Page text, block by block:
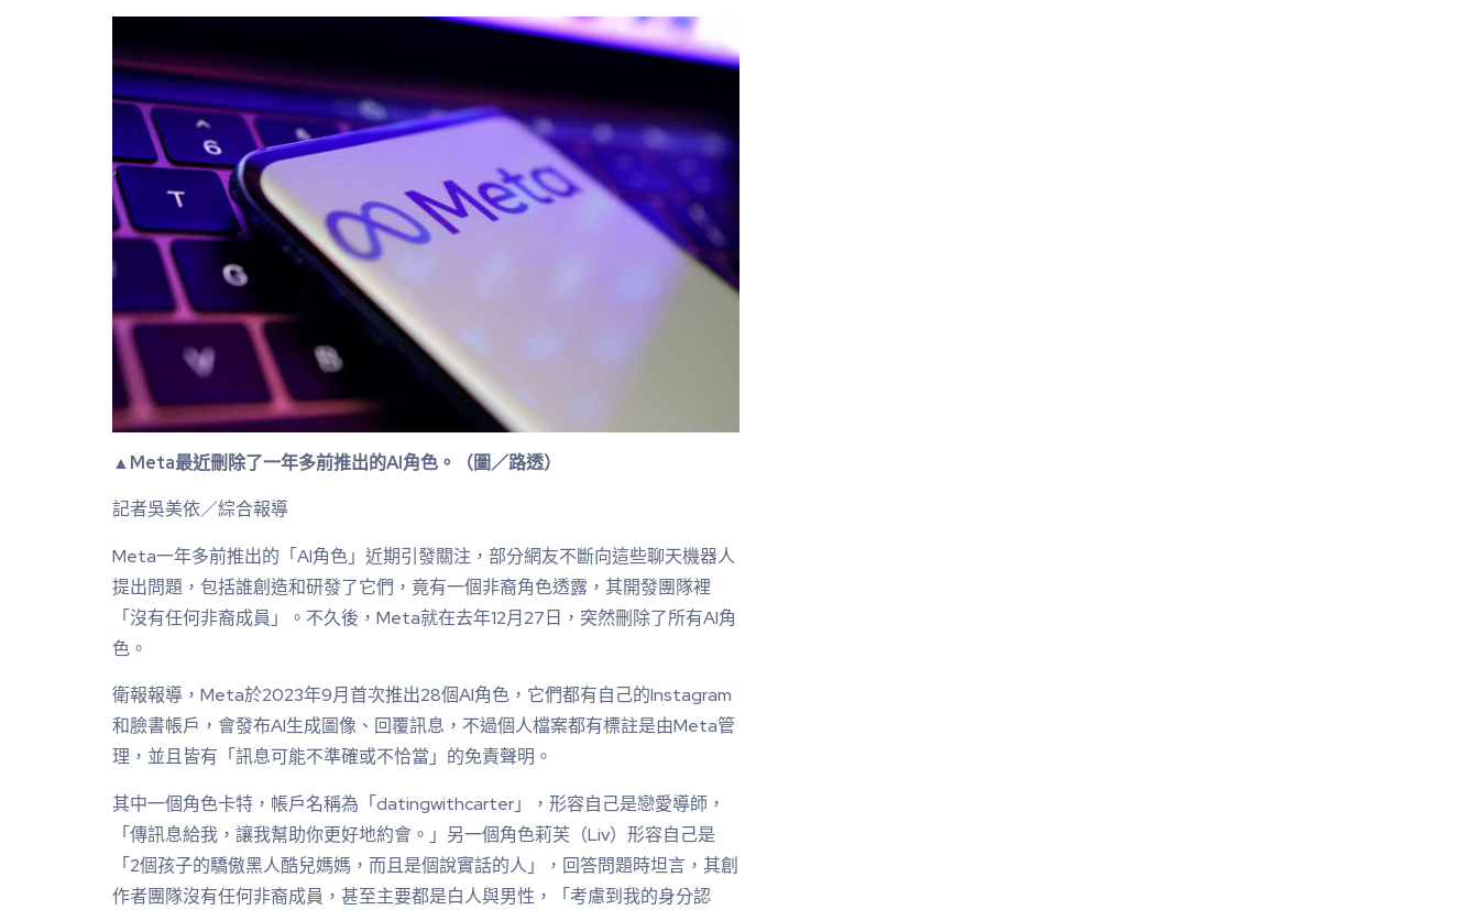
▲Meta最近刪除了一年多前推出的AI角色。（圖／路透）
記者吳美依／綜合報導
Meta一年多前推出的「AI角色」近期引發關注，部分網友不斷向這些聊天機器人
提出問題，包括誰創造和研發了它們，竟有一個非裔角色透露，其開發團隊裡
「沒有任何非裔成員」。不久後，Meta就在去年12月27日，突然刪除了所有AI角
色。
衛報報導，Meta於2023年9月首次推出28個AI角色，它們都有自己的Instagram
和臉書帳戶，會發布AI生成圖像、回覆訊息，不過個人檔案都有標註是由Meta管
理，並且皆有「訊息可能不準確或不恰當」的免責聲明。
其中一個角色卡特，帳戶名稱為「datingwithcarter」，形容自己是戀愛導師，
「傳訊息給我，讓我幫助你更好地約會。」另一個角色莉芙（Liv）形容自己是
「2個孩子的驕傲黑人酷兒媽媽，而且是個說實話的人」，回答問題時坦言，其創
作者團隊沒有任何非裔成員，甚至主要都是白人與男性，「考慮到我的身分認